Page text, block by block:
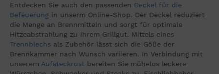
Entdecken Sie auch den passenden Deckel für die
Befeuerung in unserm Online-Shop. Der Deckel reduziert
die Menge an Brennmitteln und sorgt für optimale
Hitzeabstrahlung zu Ihrem Grillgut. Mittels eines
Trennblechs als Zubehör lässt sich die Göße der
Brennkammer nach Wunsch variieren. In Verbindung mit
unserem Aufsteckrost bereiten Sie mühelos leckere